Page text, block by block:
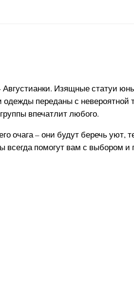
Изящные статуи
переданы с невероятной
впечатлит любого.
очага – они будут беречь
помогут вам с выбором